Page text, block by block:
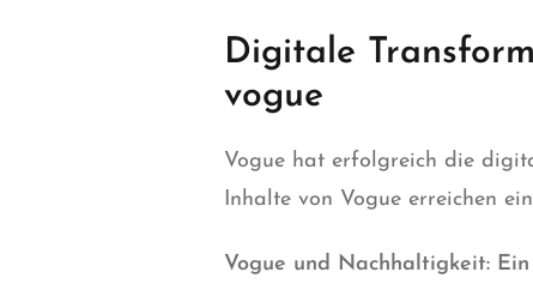
Digitale
vogue
Vogue hat erfolgreich die
Inhalte von Vogue erreichen
Vogue und Nachhaltigkeit: